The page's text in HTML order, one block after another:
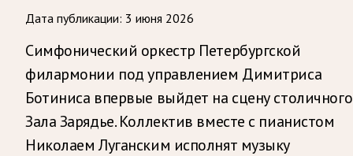
Дата публикации: 3 июня 2026
Симфонический оркестр Петербургской
филармонии под управлением Димитриса
Ботиниса впервые выйдет на сцену столичного
Зала Зарядье. Коллектив вместе с пианистом
Николаем Луганским исполнят музыку